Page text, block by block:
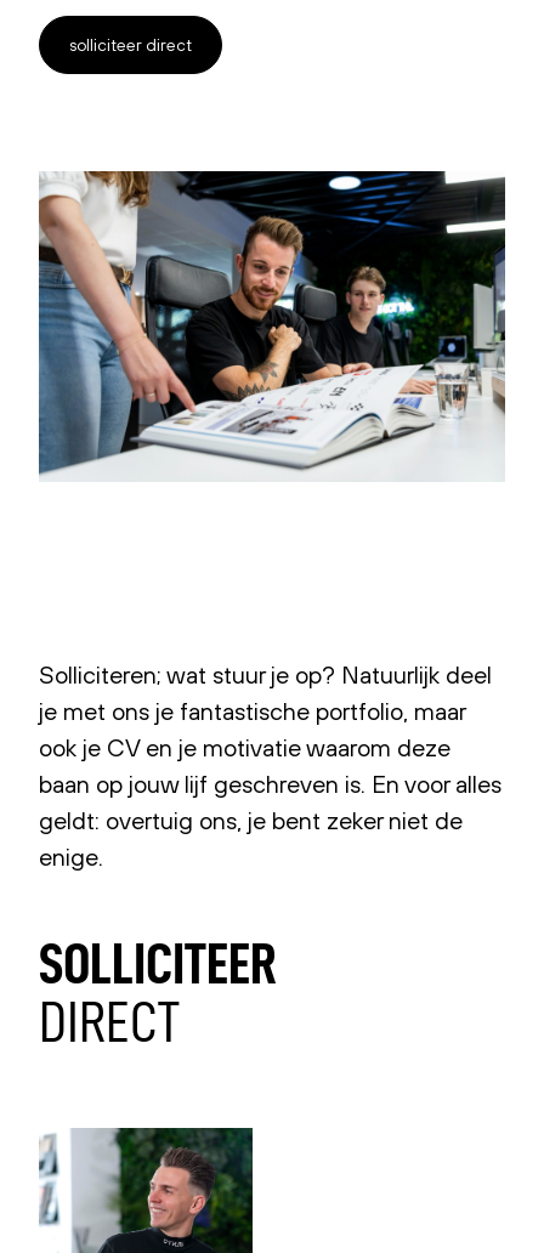
solliciteer direct
Solliciteren; wat stuur je op? Natuurlijk deel
je met ons je fantastische portfolio, maar
ook je CV en je motivatie waarom deze
baan op jouw lijf geschreven is. En voor alles
geldt: overtuig ons, je bent zeker niet de
enige.
SOLLICITEER
DIRECT